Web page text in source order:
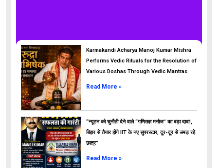
ads
Karmakandi Acharya Manoj Kumar Mishra
Performs Vedic Rituals for the Resolution of
Various Doshas Through Vedic Mantras
Read More »
“न्यूटन को चुनौती देने वाले “गणितज्ञ मनोज” का बड़ा दावा!,
बिहार से तैयार होंगे IIT के नए सुपरस्टार, दूर-दूर से उमड़ रहे
छात्र”
Read More »